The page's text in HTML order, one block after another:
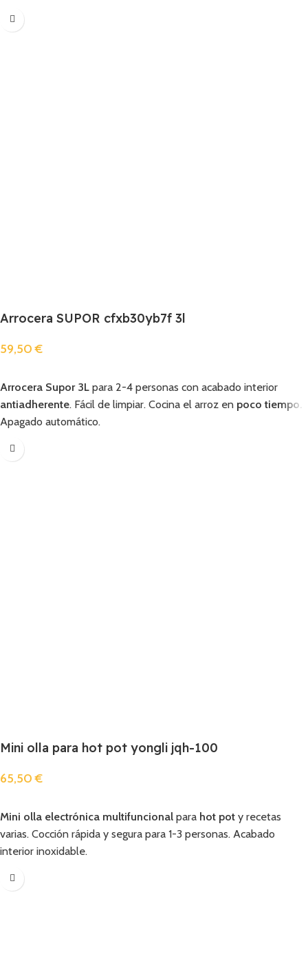
Arrocera SUPOR cfxb30yb7f 3l
59,50€
Arrocera Supor 3L para 2-4 personas con acabado interior
antiadherente. Fácil de limpiar. Cocina el arroz en poco tiempo.
Apagado automático.
Mini olla para hot pot yongli jqh-100
65,50€
Mini olla electrónica multifuncional para hot pot y recetas
varias. Cocción rápida y segura para 1-3 personas. Acabado
interior inoxidable.